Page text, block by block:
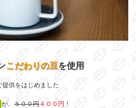
こだわりの豆を使用
提供をはじめました
が、５００円 ４００円！